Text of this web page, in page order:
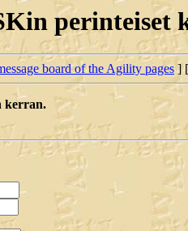
perinteiset
board of the Agility pages] [
kerran.